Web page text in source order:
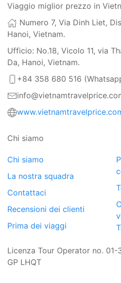
Viaggio miglior prezzo in
Numero 7, Via Dinh Liet,
Hanoi, Vietnam.
Ufficio: No.18, Vicolo 11, via
Da, Hanoi, Vietnam.
+84 358 680 516
Chi siamo
Chi siamo
La nostra squadra
Contattaci
Recensioni dei clienti
Prima dei viaggi
Licenza Tour Operator no.
GP LHQT